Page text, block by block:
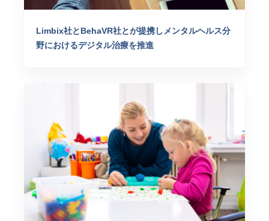
Limbix社とBehaVR社とが提携しメンタルヘルス分
野におけるデジタル治療を推進